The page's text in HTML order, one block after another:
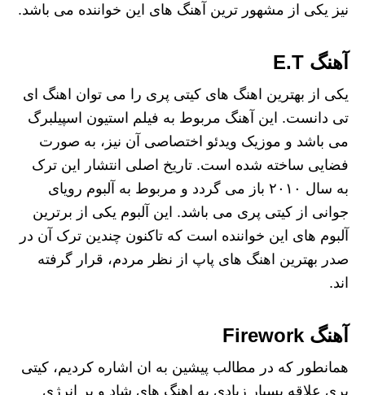
نیز یکی از مشهور ترین آهنگ های این خواننده می باشد.
آهنگ E.T
یکی از بهترین اهنگ های کیتی پری را می توان اهنگ ای
تی دانست. این آهنگ مربوط به فیلم استیون اسپیلبرگ
می باشد و موزیک ویدئو اختصاصی آن نیز، به صورت
فضایی ساخته شده است. تاریخ اصلی انتشار این ترک
به سال ۲۰۱۰ باز می گردد و مربوط به آلبوم رویای
جوانی از کیتی پری می باشد. این آلبوم یکی از برترین
آلبوم های این خواننده است که تاکنون چندین ترک آن در
صدر بهترین اهنگ های پاپ از نظر مردم، قرار گرفته
اند.
آهنگ Firework
همانطور که در مطالب پیشین به ان اشاره کردیم، کیتی
پری علاقه بسیار زیادی به اهنگ های شاد و پر انرژی